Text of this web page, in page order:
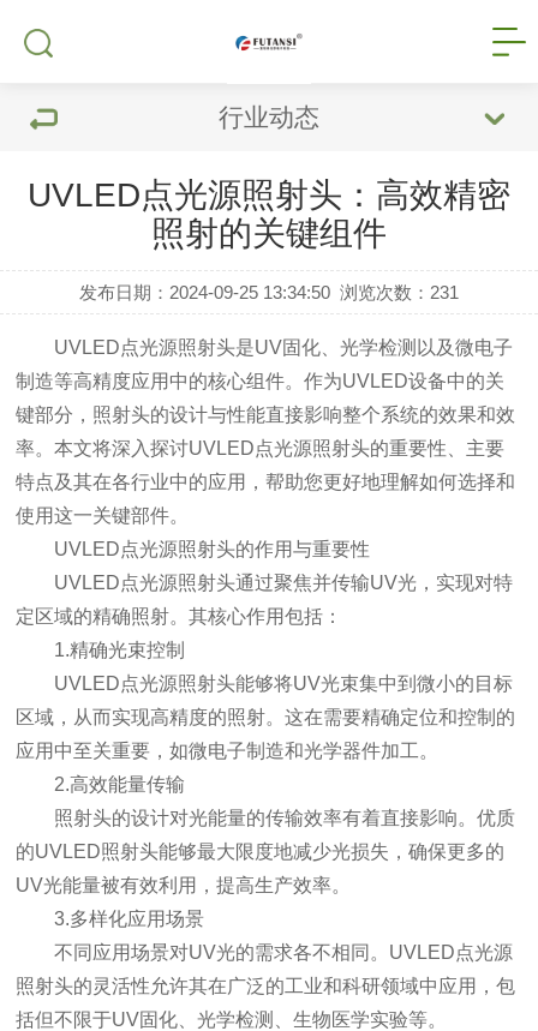
行业动态
UVLED点光源照射头：高效精密
照射的关键组件
发布日期：2024-09-25 13:34:50 浏览次数： 231
UVLED点光源照射头是UV固化、光学检测以及微电子
制造等高精度应用中的核心组件。作为UVLED设备中的关
键部分，照射头的设计与性能直接影响整个系统的效果和效
率。本文将深入探讨UVLED点光源照射头的重要性、主要
特点及其在各行业中的应用，帮助您更好地理解如何选择和
使用这一关键部件。
UVLED点光源照射头的作用与重要性
UVLED点光源照射头通过聚焦并传输UV光，实现对特
定区域的精确照射。其核心作用包括：
1.精确光束控制
UVLED点光源照射头能够将UV光束集中到微小的目标
区域，从而实现高精度的照射。这在需要精确定位和控制的
应用中至关重要，如微电子制造和光学器件加工。
2.高效能量传输
照射头的设计对光能量的传输效率有着直接影响。优质
的UVLED照射头能够最大限度地减少光损失，确保更多的
UV光能量被有效利用，提高生产效率。
3.多样化应用场景
不同应用场景对UV光的需求各不相同。UVLED点光源
照射头的灵活性允许其在广泛的工业和科研领域中应用，包
括但不限于UV固化、光学检测、生物医学实验等。